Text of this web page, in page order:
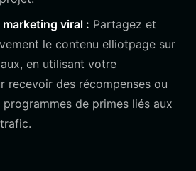
viral : Partagez et
le contenu elliotpage sur
en utilisant votre
recevoir des récompenses ou
de primes liés aux